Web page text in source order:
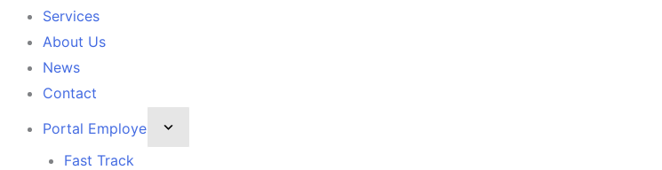
Services
About Us
News
Contact
Portal Employe
Fast Track